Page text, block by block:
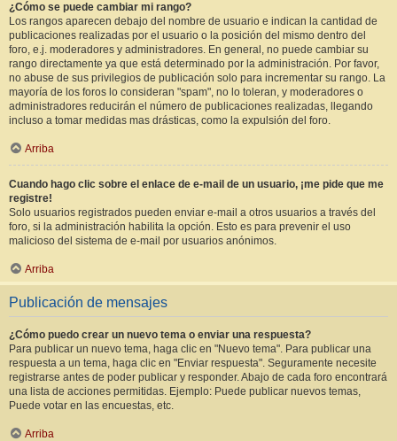
¿Cómo se puede cambiar mi rango?
Los rangos aparecen debajo del nombre de usuario e indican la cantidad de
publicaciones realizadas por el usuario o la posición del mismo dentro del
foro, e.j. moderadores y administradores. En general, no puede cambiar su
rango directamente ya que está determinado por la administración. Por favor,
no abuse de sus privilegios de publicación solo para incrementar su rango. La
mayoría de los foros lo consideran "spam", no lo toleran, y moderadores o
administradores reducirán el número de publicaciones realizadas, llegando
incluso a tomar medidas mas drásticas, como la expulsión del foro.
Arriba
Cuando hago clic sobre el enlace de e-mail de un usuario, ¡me pide que me
registre!
Solo usuarios registrados pueden enviar e-mail a otros usuarios a través del
foro, si la administración habilita la opción. Esto es para prevenir el uso
malicioso del sistema de e-mail por usuarios anónimos.
Arriba
Publicación de mensajes
¿Cómo puedo crear un nuevo tema o enviar una respuesta?
Para publicar un nuevo tema, haga clic en "Nuevo tema". Para publicar una
respuesta a un tema, haga clic en "Enviar respuesta". Seguramente necesite
registrarse antes de poder publicar y responder. Abajo de cada foro encontrará
una lista de acciones permitidas. Ejemplo: Puede publicar nuevos temas,
Puede votar en las encuestas, etc.
Arriba